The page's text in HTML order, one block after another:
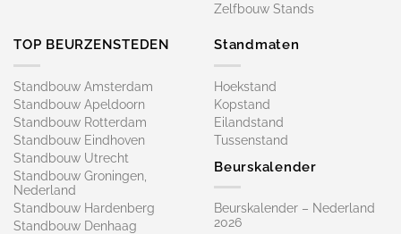
Zelfbouw Stands
TOP BEURZENSTEDEN
Standbouw Amsterdam
Standbouw Apeldoorn
Standbouw Rotterdam
Standbouw Eindhoven
Standbouw Utrecht
Standbouw Groningen,
Nederland
Standbouw Hardenberg
Standbouw Denhaag
Standmaten
Hoekstand
Kopstand
Eilandstand
Tussenstand
Beurskalender
Beurskalender – Nederland
2026